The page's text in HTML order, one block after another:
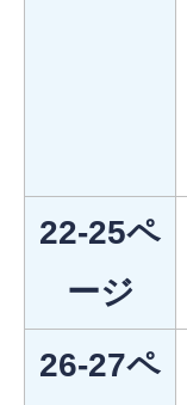
22-25ペ
ージ
26-27ペ